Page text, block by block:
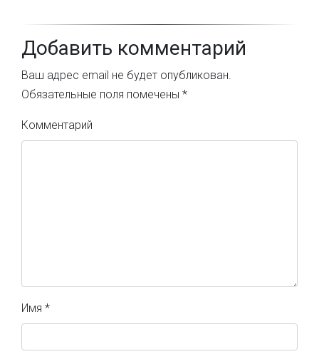
Добавить комментарий
Ваш адрес email не будет опубликован.
Обязательные поля помечены *
Комментарий
Имя *